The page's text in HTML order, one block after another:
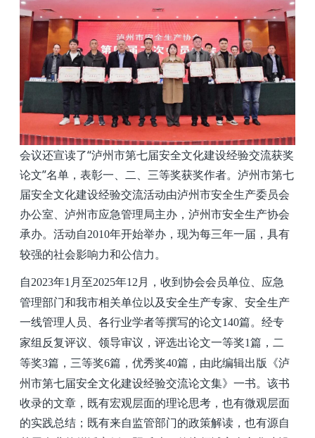
会议还宣读了“泸州市第七届安全文化建设经验交流获奖
论文”名单，表彰一、二、三等奖获奖作者。泸州市第七
届安全文化建设经验交流活动由泸州市安全生产委员会
办公室、泸州市应急管理局主办，泸州市安全生产协会
承办。活动自2010年开始举办，现为每三年一届，具有
较强的社会影响力和公信力。
自2023年1月至2025年12月，收到协会会员单位、应急
管理部门和我市相关单位以及安全生产专家、安全生产
一线管理人员、各行业学者等撰写的论文140篇。经专
家组反复评议、领导审议，评选出论文一等奖1篇，二
等奖3篇，三等奖6篇，优秀奖40篇，由此编辑出版《泸
州市第七届安全文化建设经验交流论文集》一书。该书
收录的文章，既有宏观层面的理论思考，也有微观层面
的实践总结；既有来自监管部门的政策解读，也有源自